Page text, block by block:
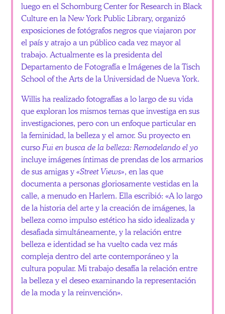
luego en el Schomburg Center for Research in Black
Culture en la New York Public Library, organizó
exposiciones de fotógrafos negros que viajaron por
el país y atrajo a un público cada vez mayor al
trabajo. Actualmente es la presidenta del
Departamento de Fotografía e Imágenes de la Tisch
School of the Arts de la Universidad de Nueva York.
Willis ha realizado fotografías a lo largo de su vida
que exploran los mismos temas que investiga en sus
investigaciones, pero con un enfoque particular en
la feminidad, la belleza y el amor. Su proyecto en
cursoFui en busca de la belleza: Remodelando el yo
incluye imágenes íntimas de prendas de los armarios
de sus amigas y«Street Views», en las que
documenta a personas gloriosamente vestidas en la
calle, a menudo en Harlem. Ella escribió: «A lo largo
de la historia del arte y la creación de imágenes, la
belleza como impulso estético ha sido idealizada y
desafiada simultáneamente, y la relación entre
belleza e identidad se ha vuelto cada vez más
compleja dentro del arte contemporáneo y la
cultura popular. Mi trabajo desafía la relación entre
la belleza y el deseo examinando la representación
de la moda y la reinvención».